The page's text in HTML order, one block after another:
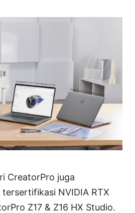
CreatorPro juga
NVIDIA RTX
Z17 & Z16 HX Studio.